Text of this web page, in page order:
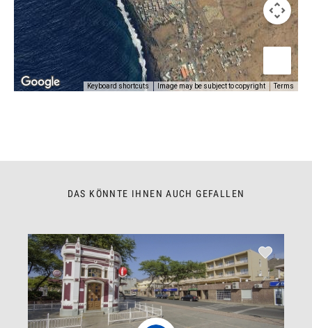
Keyboard shortcuts Image may be subject to copyright Terms
DAS KÖNNTE IHNEN AUCH GEFALLEN